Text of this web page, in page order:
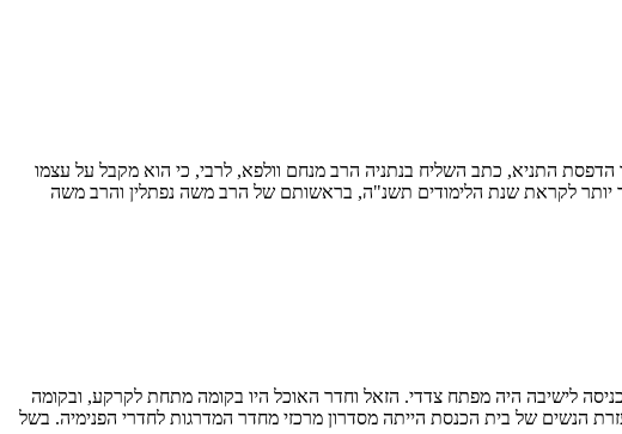
תמימים' בכל עיר ועיר, על דרך הדפסת התניא, כתב השליח בנתניה הרב מנחם וולפא, לרבי, כי הוא מקבל על עצמו
יותר לקראת שנת הלימודים תשנ"ה, בראשותם של הרב משה נפתלין והרב משה
לישיבה היה מפתח צדדי. הזאל וחדר האוכל היו בקומה מתחת לקרקע, ובקומה
הנשים של בית הכנסת הייתה מסדרון מרכזי מחדר המדרגות לחדרי הפנימיה. בשל